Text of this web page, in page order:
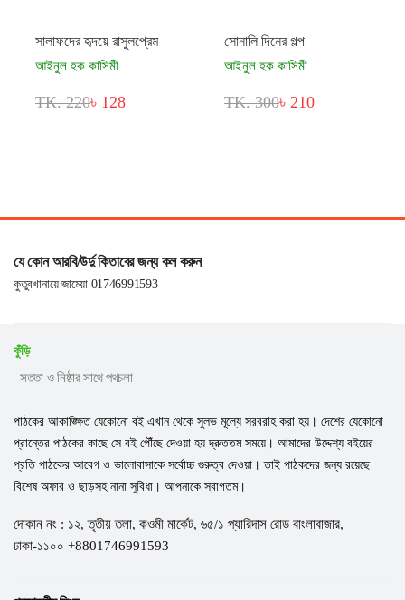
সালাফদের হৃদয়ে রাসুলপ্রেম
আইনুল হক কাসিমী
TK. 220৳ 128
সোনালি দিনের গল্প
আইনুল হক কাসিমী
TK. 300৳ 210
যে কোন আরবি/উর্দু কিতাবের জন্য কল করুন
কুতুবখানায়ে জামেয়া 01746991593
কুঁড়ি
সততা ও নিষ্ঠার সাথে পথচলা
পাঠকের আকাঙ্ক্ষিত যেকোনো বই এখান থেকে সুলভ মূল্যে সরবরাহ করা হয়। দেশের যেকোনো
প্রান্তের পাঠকের কাছে সে বই পৌঁছে দেওয়া হয় দ্রুততম সময়ে। আমাদের উদ্দেশ্য বইয়ের
প্রতি পাঠকের আবেগ ও ভালোবাসাকে সর্বোচ্চ গুরুত্ব দেওয়া। তাই পাঠকদের জন্য রয়েছে
বিশেষ অফার ও ছাড়সহ নানা সুবিধা। আপনাকে স্বাগতম।
দোকান নং : ১২, তৃতীয় তলা, কওমী মার্কেট, ৬৫/১ প্যারিদাস রোড বাংলাবাজার,
ঢাকা-১১০০ +8801746991593